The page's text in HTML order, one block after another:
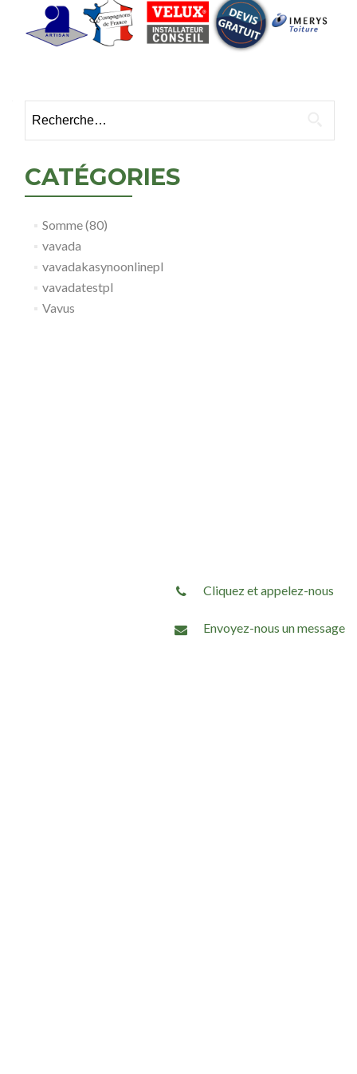
CATÉGORIES
Somme (80)
vavada
vavadakasynoonlinepl
vavadatestpl
Vavus
Cliquez et appelez-nous
Envoyez-nous un message